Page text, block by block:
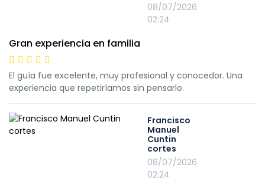
08/07/2026
02:24
Gran experiencia en familia
El guía fue excelente, muy profesional y conocedor. Una
experiencia que repetiríamos sin pensarlo.
Francisco
Manuel
Cuntin
cortes
08/07/2026
02:24